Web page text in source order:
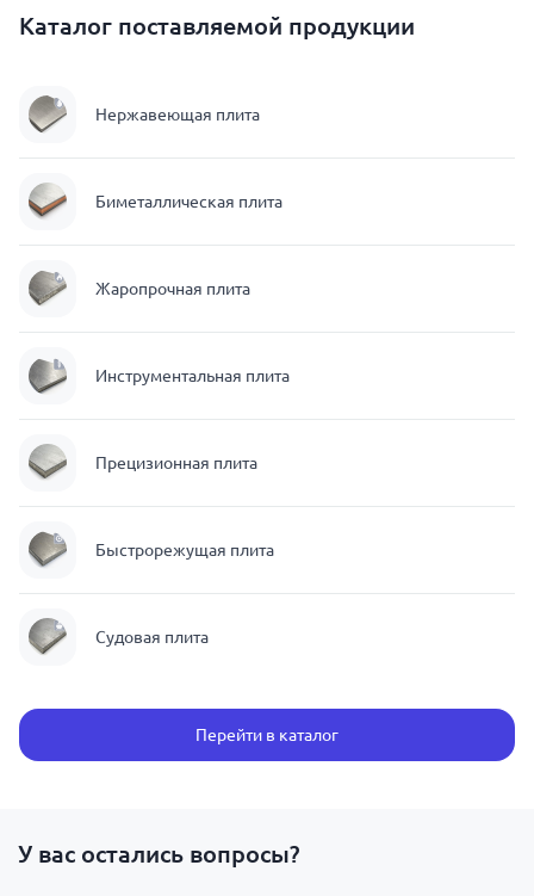
Каталог поставляемой продукции
Нержавеющая плита
Биметаллическая плита
Жаропрочная плита
Инструментальная плита
Прецизионная плита
Быстрорежущая плита
Судовая плита
Перейти в каталог
У вас остались вопросы?